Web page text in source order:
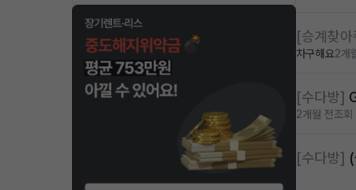
[승계찾아
차구해요2개
[수다방]
2개월 전조
[수다방]